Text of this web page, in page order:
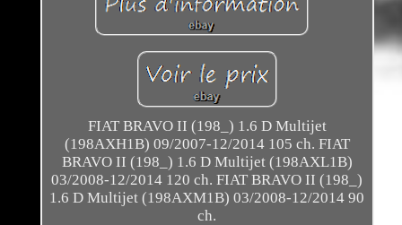
FIAT BRAVO II (198_) 1.6 D Multijet
(198AXH1B) 09/2007-12/2014 105 ch. FIAT
BRAVO II (198_) 1.6 D Multijet (198AXL1B)
03/2008-12/2014 120 ch. FIAT BRAVO II (198_)
1.6 D Multijet (198AXM1B) 03/2008-12/2014 90
ch.